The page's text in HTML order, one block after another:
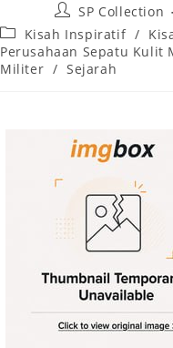
Post
author:
SP Collection
Post
category:
Kisah Inspiratif /
Perusahaan Sepatu Kulit
Militer / Sejarah